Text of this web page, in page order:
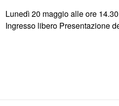
Lunedì 20 maggio alle ore
Ingresso libero Presentazione